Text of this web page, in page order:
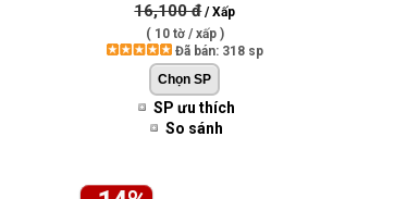
16,100 đ/ Xấp
( 10 tờ / xấp )
Đã bán: 318 sp
SP ưu thích
So sánh